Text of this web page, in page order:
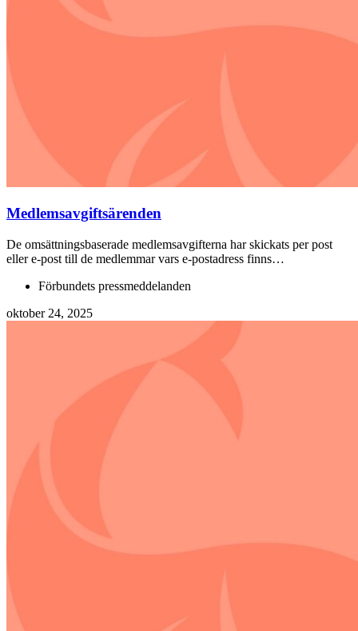
Medlemsavgiftsärenden
De omsättningsbaserade medlemsavgifterna har skickats per post
eller e-post till de medlemmar vars e-postadress finns…
Förbundets pressmeddelanden
oktober 24, 2025